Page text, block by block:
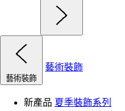
藝術裝飾
藝術裝飾
新產品 夏季裝飾系列